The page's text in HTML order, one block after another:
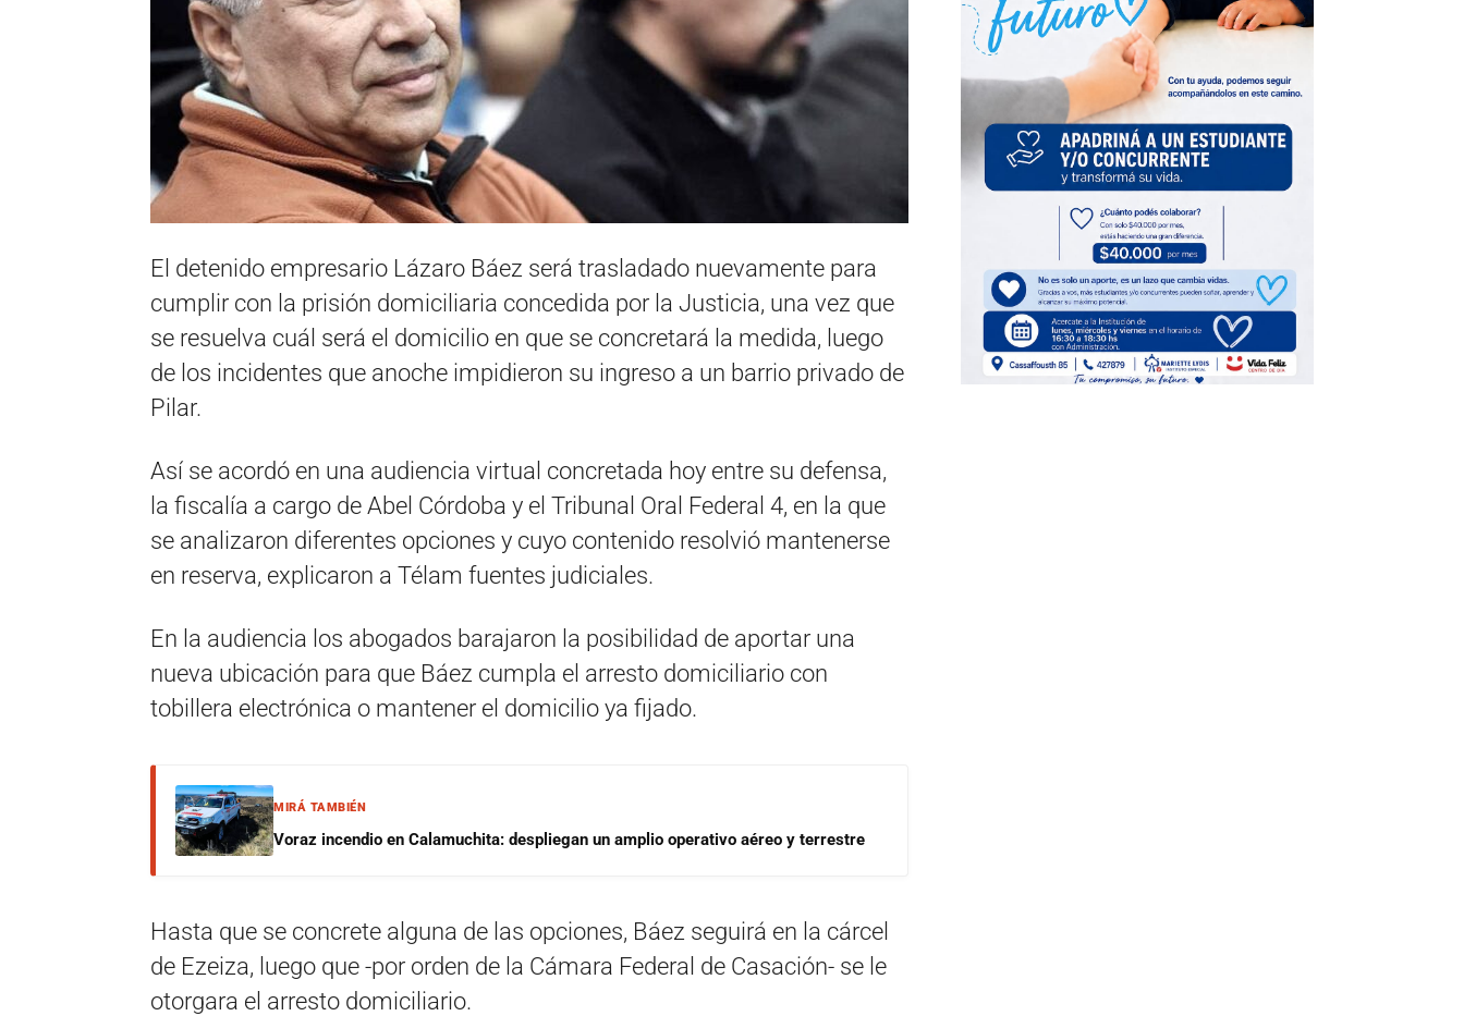
El detenido empresario Lázaro Báez será trasladado nuevamente para
cumplir con la prisión domiciliaria concedida por la Justicia, una vez que
se resuelva cuál será el domicilio en que se concretará la medida, luego
de los incidentes que anoche impidieron su ingreso a un barrio privado de
Pilar.
Así se acordó en una audiencia virtual concretada hoy entre su defensa,
la fiscalía a cargo de Abel Córdoba y el Tribunal Oral Federal 4, en la que
se analizaron diferentes opciones y cuyo contenido resolvió mantenerse
en reserva, explicaron a Télam fuentes judiciales.
En la audiencia los abogados barajaron la posibilidad de aportar una
nueva ubicación para que Báez cumpla el arresto domiciliario con
tobillera electrónica o mantener el domicilio ya fijado.
MIRÁ TAMBIÉN
Voraz incendio en Calamuchita: despliegan un amplio operativo aéreo y terrestre
Hasta que se concrete alguna de las opciones, Báez seguirá en la cárcel
de Ezeiza, luego que -por orden de la Cámara Federal de Casación- se le
otorgara el arresto domiciliario.